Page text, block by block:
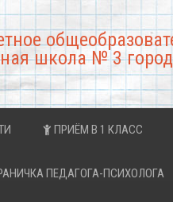
школа № 3
ПРИЁМ В 1 КЛАСС
ПЕДАГОГА-ПСИХОЛОГА